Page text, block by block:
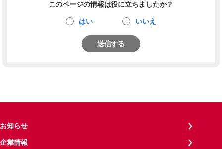
このページの情報は役に立ちましたか？
はい いいえ
送信する
お知らせ
企業情報